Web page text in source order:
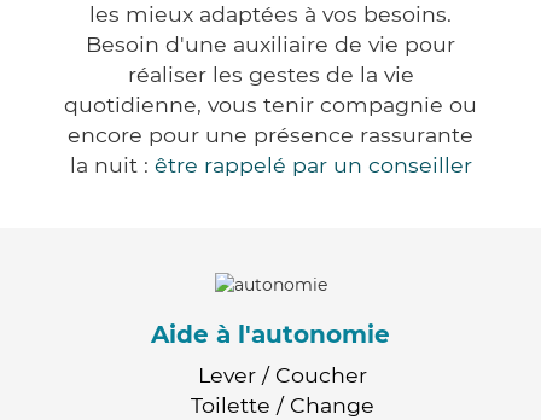
les mieux adaptées à vos besoins.
Besoin d'une auxiliaire de vie pour
réaliser les gestes de la vie
quotidienne, vous tenir compagnie ou
encore pour une présence rassurante
la nuit : être rappelé par un conseiller
Aide à l'autonomie
Lever / Coucher
Toilette / Change